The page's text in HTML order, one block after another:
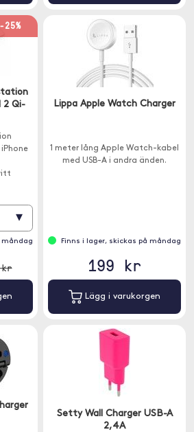
-25%
2 Qi-
▾
måndag
Lippa Apple Watch Charger
1 meter lång Apple Watch-kabel
med USB-A i andra änden.
Finns i lager, skickas på måndag
199 kr
Lägg i varukorgen
Setty Wall Charger USB-A
2,4A